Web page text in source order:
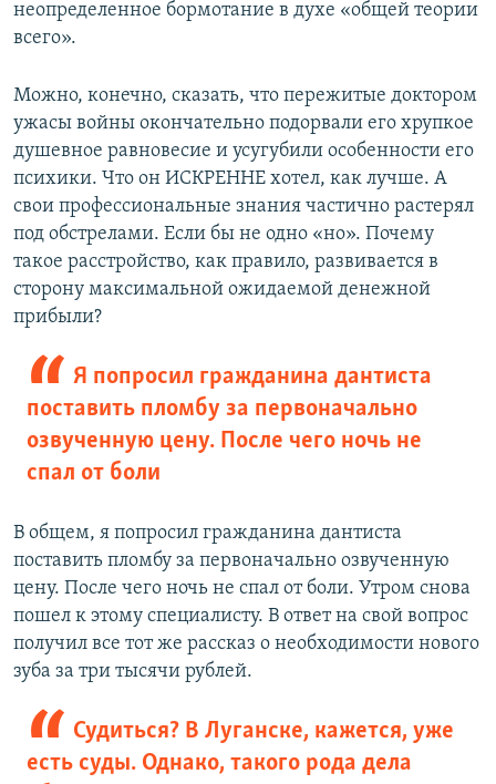
неопределенное бормотание в духе «общей теории
всего».
Можно, конечно, сказать, что пережитые доктором
ужасы войны окончательно подорвали его хрупкое
душевное равновесие и усугубили особенности его
психики. Что он ИСКРЕННЕ хотел, как лучше. А
свои профессиональные знания частично растерял
под обстрелами. Если бы не одно «но». Почему
такое расстройство, как правило, развивается в
сторону максимальной ожидаемой денежной
прибыли?
Я попросил гражданина дантиста
поставить пломбу за первоначально
озвученную цену. После чего ночь не
спал от боли
В общем, я попросил гражданина дантиста
поставить пломбу за первоначально озвученную
цену. После чего ночь не спал от боли. Утром снова
пошел к этому специалисту. В ответ на свой вопрос
получил все тот же рассказ о необходимости нового
зуба за три тысячи рублей.
Судиться? В Луганске, кажется, уже
есть суды. Однако, такого рода дела